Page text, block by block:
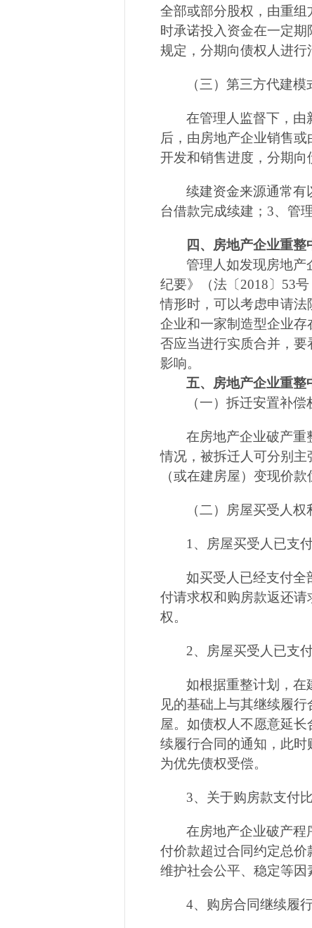
全部或部分股权，由重
时承诺投入资金在一定
规定，分期向债权人进行
（三）第三方代建模
在管理人监督下，由
后，由房地产企业销售
开发和销售进度，分期向
续建资金来源通常有
台借款完成续建； 3、管
四、房地产企业重整
管理人如发现房地产
纪要》（法〔 2018 〕 53号
情形时，可以考虑申请
企业和一家制造型企业
否应当进行实质合并，
影响。
五、房地产企业重整
（一）拆迁安置补偿
在房地产企业破产重
情况，被拆迁人可分别
（或在建房屋）变现价款
（二）房屋买受人权
1 、房屋买受人已支
如买受人已经支付全
付请求权和购房款返还
权。
2、房屋买受人已支
如根据重整计划，在
见的基础上与其继续履
屋。如债权人不愿意延
续履行合同的通知，此
为优先债权受偿。
3、关于购房款支付
在房地产企业破产程
付价款超过合同约定总价
维护社会公平、稳定等因
4、购房合同继续履